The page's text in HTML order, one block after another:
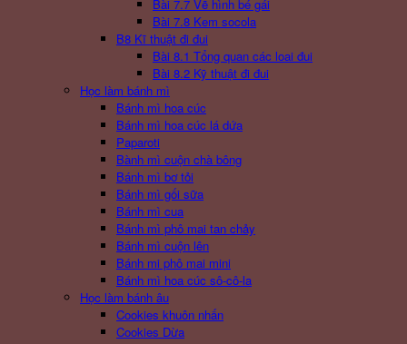
Bài 7.7 Vẽ hình bé gái
Bài 7.8 Kem socola
B8 Kĩ thuật đi đui
Bài 8.1 Tổng quan các loai đui
Bài 8.2 Kỹ thuật đi đui
Học làm bánh mì
Bánh mì hoa cúc
Bánh mì hoa cúc lá dứa
Paparoti
Bành mì cuộn chà bông
Bánh mì bơ tỏi
Bánh mì gối sữa
Bánh mì cua
Bánh mì phô mai tan chảy
Bánh mì cuộn lên
Bánh mi phô mai mini
Bánh mì hoa cúc sô-cô-la
Học làm bánh âu
Cookies khuôn nhấn
Cookies Dừa